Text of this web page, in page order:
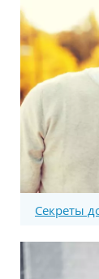
Секреты